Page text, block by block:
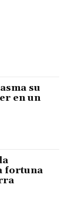
su
en un
fortuna